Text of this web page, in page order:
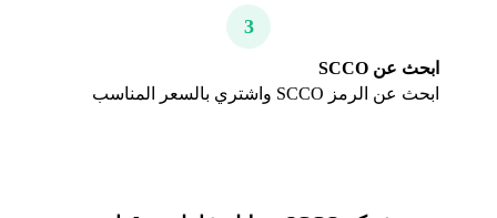
3
ابحث عن SCCO
ابحث عن الرمز SCCO واشتري بالسعر المناسب